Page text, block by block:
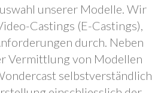
unserer Modelle. Wir
Castings (E-Castings),
durch. Neben
Vermittlung von Modellen
selbstverständlich